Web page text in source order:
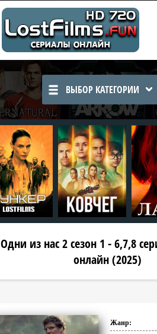
ВЫБОР КАТЕГОРИИ
Одни из нас 2 сезон 1 - 6,7,8
онлайн (2025)
Жанр: